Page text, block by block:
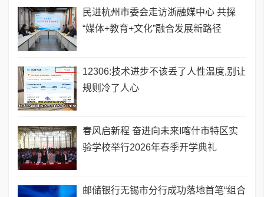
民进杭州市委会走访浙融媒中心 共探
“媒体+教育+文化”融合发展新路径
12306:技术进步不该丢了人性温度,别让
规则冷了人心
春风启新程 奋进向未来I喀什市特区实
验学校举行2026年春季开学典礼
邮储银行无锡市分行成功落地首笔“组合